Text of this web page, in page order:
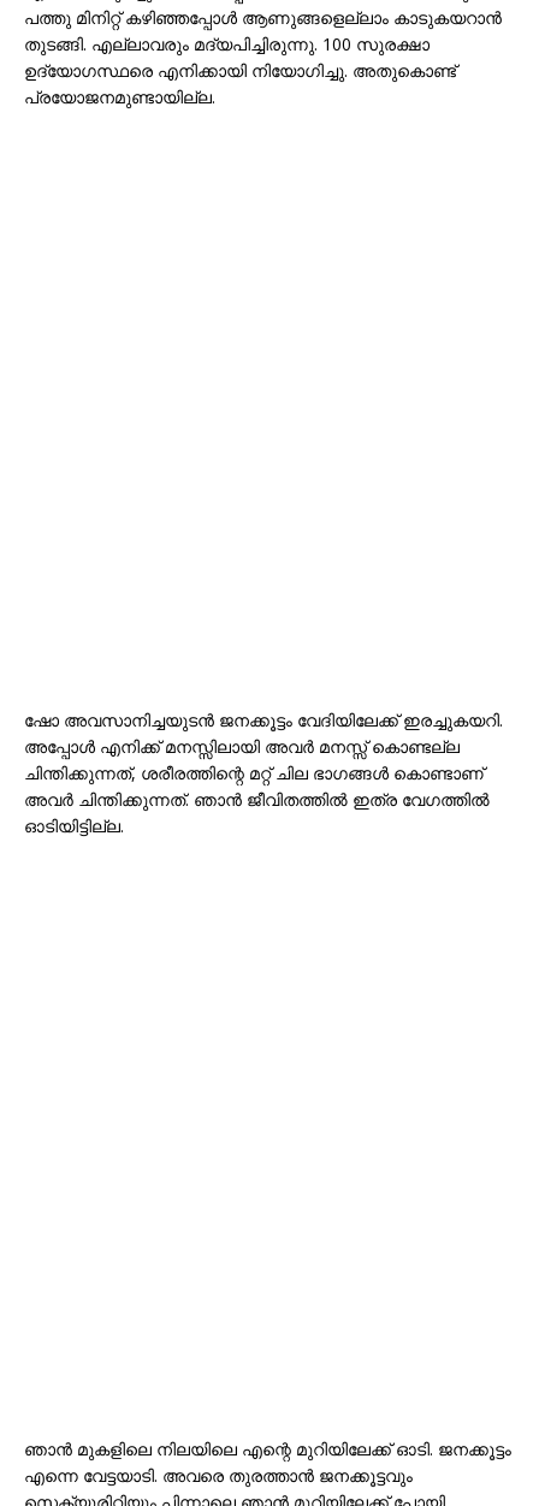
പത്തു മിനിറ്റ് കഴിഞ്ഞപ്പോൾ ആണുങ്ങളെല്ലാം കാടുകയറാൻ
തുടങ്ങി. എല്ലാവരും മദ്യപിച്ചിരുന്നു. 100 സുരക്ഷാ
ഉദ്യോഗസ്ഥരെ എനിക്കായി നിയോഗിച്ചു. അതുകൊണ്ട്
പ്രയോജനമുണ്ടായില്ല.
ഷോ അവസാനിച്ചയുടൻ ജനക്കൂട്ടം വേദിയിലേക്ക് ഇരച്ചുകയറി.
അപ്പോൾ എനിക്ക് മനസ്സിലായി അവർ മനസ്സ് കൊണ്ടല്ല
ചിന്തിക്കുന്നത്, ശരീരത്തിന്റെ മറ്റ് ചില ഭാഗങ്ങൾ കൊണ്ടാണ്
അവർ ചിന്തിക്കുന്നത്. ഞാൻ ജീവിതത്തിൽ ഇത്ര വേഗത്തിൽ
ഓടിയിട്ടില്ല.
ഞാൻ മുകളിലെ നിലയിലെ എന്റെ മുറിയിലേക്ക് ഓടി. ജനക്കൂട്ടം
എന്നെ വേട്ടയാടി. അവരെ തുരത്താൻ ജനക്കൂട്ടവും